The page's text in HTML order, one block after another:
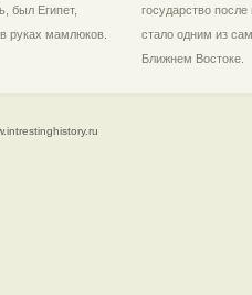
был Египет,
руках мамлюков.
государство после
стало одним из
Ближнем Востоке.